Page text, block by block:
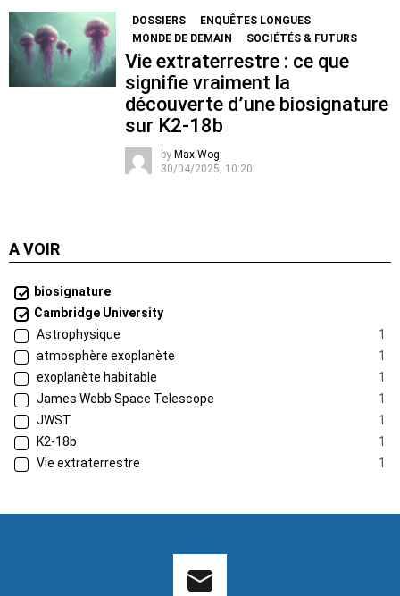
DOSSIERS
ENQUÊTES LONGUES
MONDE DE DEMAIN
SOCIÉTÉS & FUTURS
Vie extraterrestre : ce que
signifie vraiment la
découverte d’une biosignature
sur K2-18b
by Max Wog
30/04/2025, 10:20
A VOIR
biosignature
Cambridge University
Astrophysique
1
atmosphère exoplanète
1
exoplanète habitable
1
James Webb Space Telescope
1
JWST
1
K2-18b
1
Vie extraterrestre
1